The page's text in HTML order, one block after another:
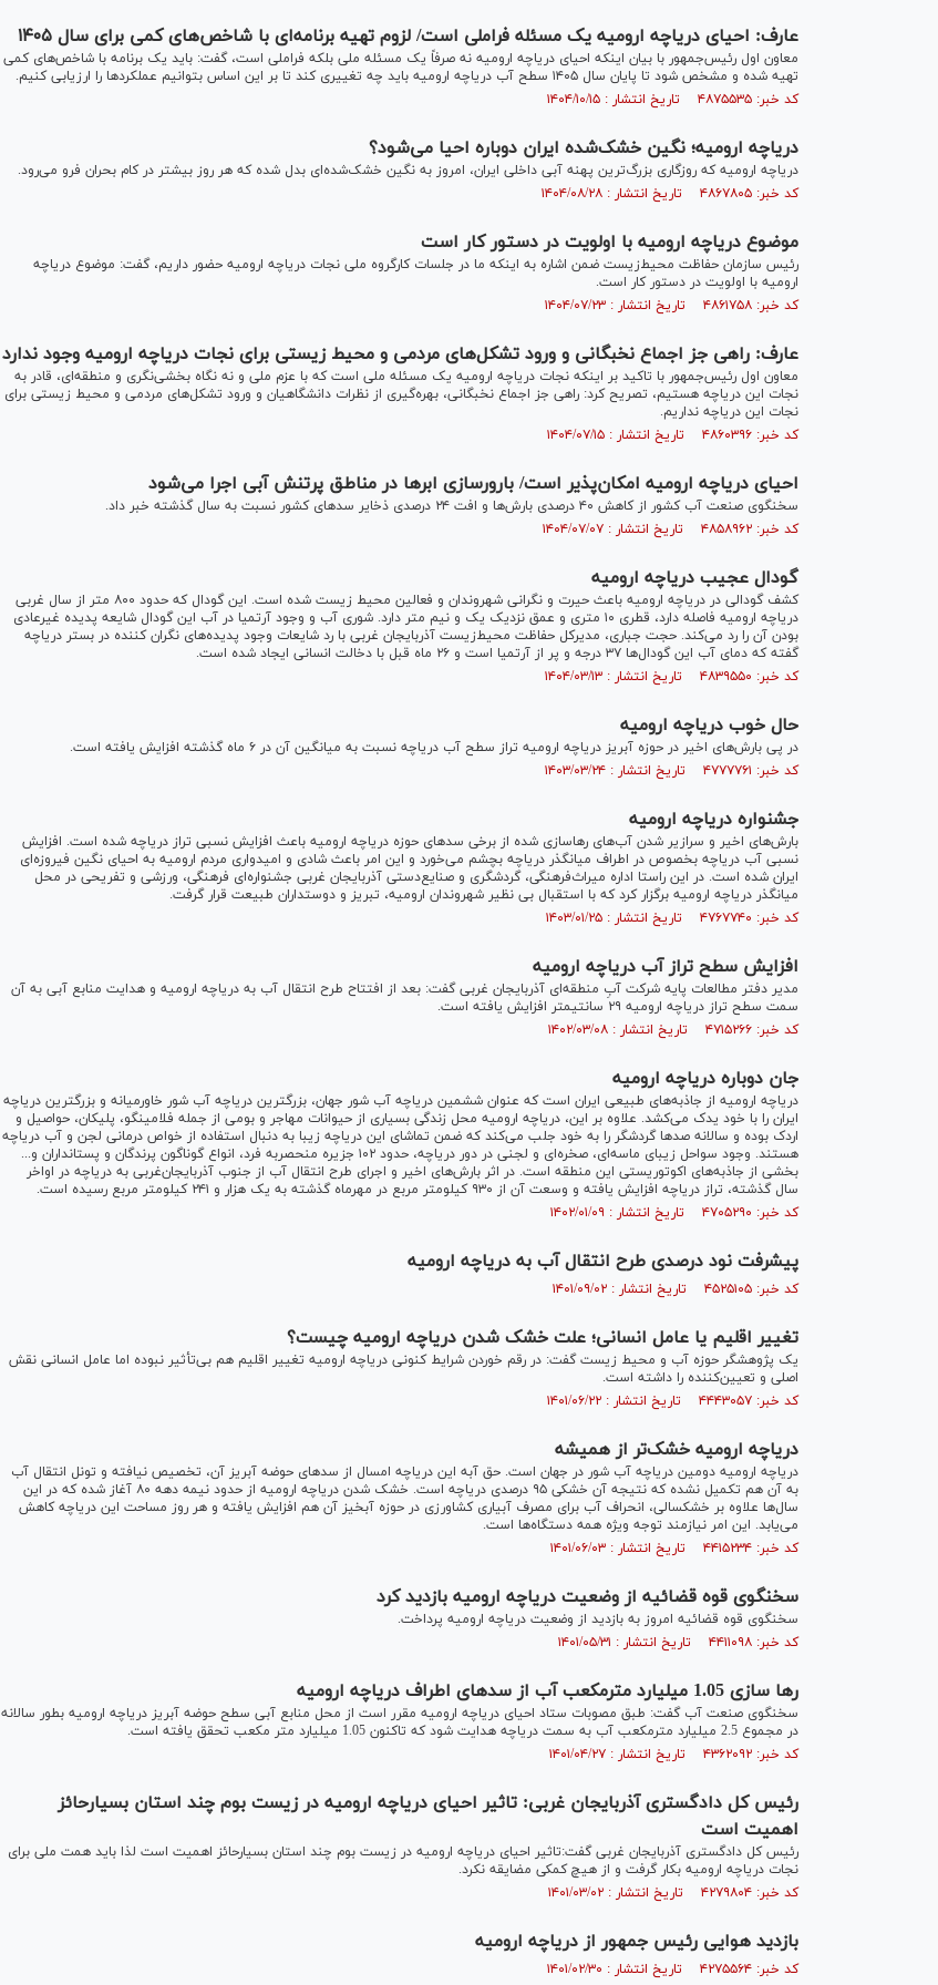
عارف: احیای دریاچه ارومیه یک مسئله فراملی است/ لزوم تهیه برنامه‌ای با شاخص‌های کمی برای سال ۱۴۰۵
معاون اول رئیس‌جمهور با بیان اینکه احیای دریاچه ارومیه نه صرفاً یک مسئله ملی بلکه فراملی است، گفت: باید یک برنامه با شاخص‌های کمی
تهیه شده و مشخص شود تا پایان سال ۱۴۰۵ سطح آب دریاچه ارومیه باید چه تغییری کند تا بر این اساس بتوانیم عملکرد‌ها را ارزیابی کنیم.
کد خبر: ۴۸۷۵۵۳۵ تاریخ انتشار : ۱۴۰۴/۱۰/۱۵
دریاچه ارومیه؛ نگین خشک‌شده ایران دوباره احیا می‌شود؟
دریاچه ارومیه که روزگاری بزرگ‌ترین پهنه آبی داخلی ایران، امروز به نگین خشک‌شده‌ای بدل شده که هر روز بیشتر در کام بحران فرو می‌رود.
کد خبر: ۴۸۶۷۸۰۵ تاریخ انتشار : ۱۴۰۴/۰۸/۲۸
موضوع دریاچه ارومیه با اولویت در دستور کار است
رئیس سازمان حفاظت محیط‌زیست ضمن اشاره به اینکه ما در جلسات کارگروه ملی نجات دریاچه ارومیه حضور داریم، گفت: موضوع دریاچه
ارومیه با اولویت در دستور کار است.
کد خبر: ۴۸۶۱۷۵۸ تاریخ انتشار : ۱۴۰۴/۰۷/۲۳
عارف: راهی جز اجماع نخبگانی و ورود تشکل‌های مردمی و محیط زیستی برای نجات دریاچه ارومیه وجود ندارد
معاون اول رئیس‌جمهور با تاکید بر اینکه نجات دریاچه ارومیه یک مسئله ملی است که با عزم ملی و نه نگاه بخشی‌نگری و منطقه‌ای، قادر به
نجات این دریاچه هستیم، تصریح کرد: راهی جز اجماع نخبگانی، بهره‌گیری از نظرات دانشگاهیان و ورود تشکل‌های مردمی و محیط زیستی برای
نجات این دریاچه نداریم.
کد خبر: ۴۸۶۰۳۹۶ تاریخ انتشار : ۱۴۰۴/۰۷/۱۵
احیای دریاچه ارومیه امکان‌پذیر است/ بارورسازی ابرها در مناطق پرتنش آبی اجرا می‌شود
سخنگوی صنعت آب کشور از کاهش ۴۰ درصدی بارش‌ها و افت ۲۴ درصدی ذخایر سد‌های کشور نسبت به سال گذشته خبر داد.
کد خبر: ۴۸۵۸۹۶۲ تاریخ انتشار : ۱۴۰۴/۰۷/۰۷
گودال عجیب دریاچه ارومیه‎
کشف گودالی در دریاچه ارومیه باعث حیرت و نگرانی شهروندان و فعالین محیط زیست شده است. این گودال که حدود ۸۰۰ متر از سال غربی
دریاچه ارومیه فاصله دارد، قطری ۱۰ متری و عمق نزدیک یک و نیم متر دارد. شوری آب و وجود آرتمیا در آب این گودال شایعه پدیده غیرعادی
بودن آن را رد می‌کند. حجت جباری، مدیرکل حفاظت محیط‌زیست آذربایجان غربی با رد شایعات وجود پدیده‌های نگران کننده در بستر دریاچه
گفته که دمای آب این گودال‌ها ۳۷ درجه و پر از آرتمیا است و ۲۶ ماه قبل با دخالت انسانی ایجاد شده‌ است.
کد خبر: ۴۸۳۹۵۵۰ تاریخ انتشار : ۱۴۰۴/۰۳/۱۳
حال خوب دریاچه ارومیه
در پی بارش‌های اخیر در حوزه آبریز دریاچه ارومیه تراز سطح آب دریاچه نسبت به میانگین آن در ۶ ماه گذشته افزایش یافته است.
کد خبر: ۴۷۷۷۷۶۱ تاریخ انتشار : ۱۴۰۳/۰۳/۲۴
جشنواره دریاچه ارومیه‎
بارش‌های اخیر و سرازیر شدن آب‌های رهاسازی شده از برخی سد‌های حوزه دریاچه ارومیه باعث افزایش نسبی تراز دریاچه شده است. افزایش
نسبی آب دریاچه بخصوص در اطراف میانگذر دریاچه بچشم می‌خورد و این امر باعث شادی و امیدواری مردم ارومیه به احیای نگین فیروزه‌ای
ایران شده است. در این راستا اداره میراث‌فرهنگی، گردشگری و صنایع‌دستی آذربایجان غربی جشنواره‌ای فرهنگی، ورزشی و تفریحی در محل
میانگذر دریاچه ارومیه برگزار کرد که با استقبال بی نظیر شهروندان ارومیه، تبریز و دوستداران طبیعت قرار گرفت.
کد خبر: ۴۷۶۷۷۴۰ تاریخ انتشار : ۱۴۰۳/۰۱/۲۵
افزایش سطح تراز آب دریاچه ارومیه
مدیر دفتر مطالعات پایه شرکت آبِ منطقه‌ای آذربایجان غربی گفت: بعد از افتتاح طرح انتقال آب به دریاچه ارومیه و هدایت منابع آبی به آن
سمت سطح تراز دریاچه ارومیه ۲۹ سانتیمتر افزایش یافته است.
کد خبر: ۴۷۱۵۲۶۶ تاریخ انتشار : ۱۴۰۲/۰۳/۰۸
جان دوباره دریاچه ارومیه
دریاچه ارومیه از جاذبه‌های طبیعی ایران است که عنوان ششمین دریاچه آب شور جهان، بزرگترین دریاچه آب شور خاورمیانه و بزرگترین دریاچه
ایران را با خود یدک می‌کشد. علاوه بر این، دریاچه ارومیه محل زندگی بسیاری از حیوانات مهاجر و بومی از جمله فلامینگو، پلیکان، حواصیل و
اردک بوده و سالانه صد‌ها گردشگر را به خود جلب می‌کند که ضمن تماشای این دریاچه زیبا به دنبال استفاده از خواص درمانی لجن و آب دریاچه
هستند. وجود سواحل زیبای ماسه‌ای، صخره‌ای و لجنی در دور دریاچه، حدود ۱۰۲ جزیره منحصربه فرد، انواع گوناگون پرندگان و پستانداران و...
بخشی از جاذبه‌های اکوتوریستی این منطقه است. در اثر بارش‌های اخیر و اجرای طرح انتقال آب از جنوب آذربایجان‌غربی به دریاچه در اواخر
سال گذشته، تراز دریاچه افزایش یافته و وسعت آن از ۹۳۰ کیلومتر مربع در مهرماه گذشته به یک هزار و ۲۴۱ کیلومتر مربع رسیده است.
کد خبر: ۴۷۰۵۲۹۰ تاریخ انتشار : ۱۴۰۲/۰۱/۰۹
پیشرفت نود درصدی طرح انتقال آب به دریاچه ارومیه
کد خبر: ۴۵۲۵۱۰۵ تاریخ انتشار : ۱۴۰۱/۰۹/۰۲
تغییر اقلیم یا عامل انسانی؛ علت خشک شدن دریاچه ارومیه چیست؟
یک پژوهشگر حوزه آب و محیط زیست گفت: در رقم خوردن شرایط کنونی دریاچه ارومیه تغییر اقلیم هم بی‌تأثیر نبوده اما عامل انسانی نقش
اصلی و تعیین‌کننده را داشته است.
کد خبر: ۴۴۴۳۰۵۷ تاریخ انتشار : ۱۴۰۱/۰۶/۲۲
دریاچه ارومیه خشک‌تر از همیشه
دریاچه ارومیه دومین دریاچه آب شور در جهان است. حق آبه این دریاچه امسال از سد‌های حوضه آبریز آن، تخصیص نیافته و تونل انتقال آب
به آن هم تکمیل نشده که نتیجه آن خشکی ۹۵ درصدی دریاچه است. خشک شدن دریاچه ارومیه از حدود نیمه دهه ۸۰ آغاز شده که در این
سال‌ها علاوه بر خشکسالی، انحراف آب برای مصرف آبیاری کشاورزی در حوزه آبخیز آن هم افزایش یافته و هر روز مساحت این دریاچه کاهش
می‌یابد. این امر نیازمند توجه ویژه همه دستگاه‌ها است.
کد خبر: ۴۴۱۵۲۳۴ تاریخ انتشار : ۱۴۰۱/۰۶/۰۳
سخنگوی قوه قضائیه از وضعیت دریاچه ارومیه بازدید کرد
سخنگوی قوه قضائیه امروز به بازدید از وضعیت دریاچه ارومیه پرداخت.
کد خبر: ۴۴۱۱۰۹۸ تاریخ انتشار : ۱۴۰۱/۰۵/۳۱
رها سازی 1.05 میلیارد مترمکعب آب از سدهای اطراف دریاچه ارومیه
سخنگوی صنعت آب گفت: طبق مصوبات ستاد احیای دریاچه ارومیه مقرر است از محل منابع آبی سطح حوضه آبریز دریاچه ارومیه بطور سالانه
در مجموع 2.5 میلیارد مترمکعب آب به سمت دریاچه هدایت شود که تاکنون 1.05 میلیارد متر مکعب تحقق یافته است.
کد خبر: ۴۳۶۲۰۹۲ تاریخ انتشار : ۱۴۰۱/۰۴/۲۷
رئیس کل دادگستری آذربایجان غربی: تاثیر احیای دریاچه ارومیه در زیست بوم چند استان بسیارحائز
اهمیت است
رئیس کل دادگستری آذربایجان غربی گفت:تاثیر احیای دریاچه ارومیه در زیست بوم چند استان بسیارحائز اهمیت است لذا باید همت ملی برای
نجات دریاچه ارومیه بکار گرفت و از هیچ کمکی مضایقه نکرد.
کد خبر: ۴۲۷۹۸۰۴ تاریخ انتشار : ۱۴۰۱/۰۳/۰۲
بازدید هوایی رئیس جمهور از دریاچه ارومیه
کد خبر: ۴۲۷۵۵۶۴ تاریخ انتشار : ۱۴۰۱/۰۲/۳۰